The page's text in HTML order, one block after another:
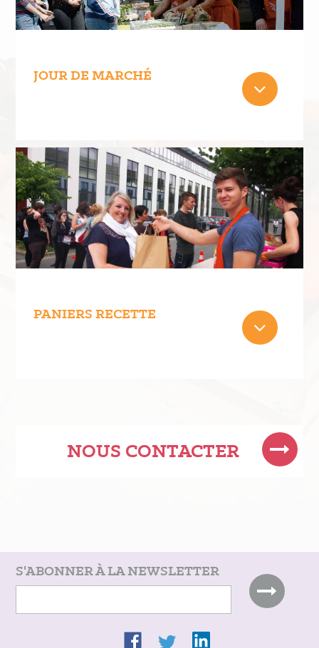
JOUR DE MARCHÉ
PANIERS RECETTE
NOUS CONTACTER
S'ABONNER À LA NEWSLETTER